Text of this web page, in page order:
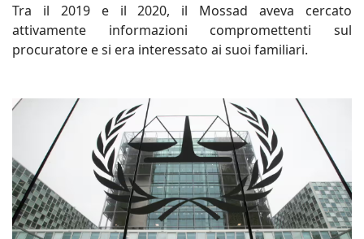
Tra il 2019 e il 2020, il Mossad aveva cercato
attivamente informazioni compromettenti sul
procuratore e si era interessato ai suoi familiari.